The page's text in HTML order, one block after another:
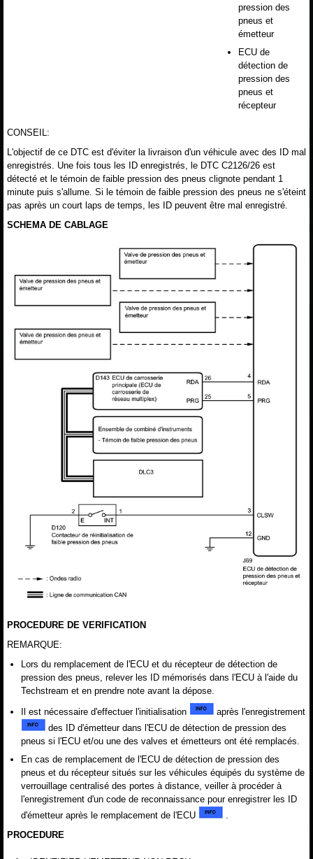
pression des
pneus et
émetteur
ECU de
détection de
pression des
pneus et
récepteur
CONSEIL:
L'objectif de ce DTC est d'éviter la livraison d'un véhicule avec des ID mal
enregistrés. Une fois tous les ID enregistrés, le DTC C2126/26 est
détecté et le témoin de faible pression des pneus clignote pendant 1
minute puis s'allume. Si le témoin de faible pression des pneus ne s'éteint
pas après un court laps de temps, les ID peuvent être mal enregistré.
SCHEMA DE CABLAGE
PROCEDURE DE VERIFICATION
REMARQUE:
Lors du remplacement de l'ECU et du récepteur de détection de
pression des pneus, relever les ID mémorisés dans l'ECU à l'aide du
Techstream et en prendre note avant la dépose.
Il est nécessaire d'effectuer l'initialisation
après l'enregistrement
des ID d'émetteur dans l'ECU de détection de pression des
pneus si l'ECU et/ou une des valves et émetteurs ont été remplacés.
En cas de remplacement de l'ECU de détection de pression des
pneus et du récepteur situés sur les véhicules équipés du système de
verrouillage centralisé des portes à distance, veiller à procéder à
l'enregistrement d'un code de reconnaissance pour enregistrer les ID
d'émetteur après le remplacement de l'ECU
PROCEDURE